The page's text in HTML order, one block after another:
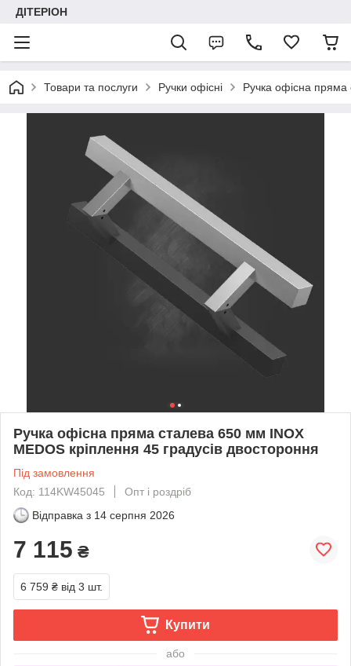
ДІТЕРІОН
Товари та послуги Ручки офісні Ручка офісна пряма
Ручка офісна пряма сталева 650 мм INOX
MEDOS кріплення 45 градусів двостороння
Під замовлення
Код: 114KW45045
Опт і роздріб
Відправка з 14 серпня 2026
7 115 ₴
6 759 ₴ від 3 шт.
Купити
або